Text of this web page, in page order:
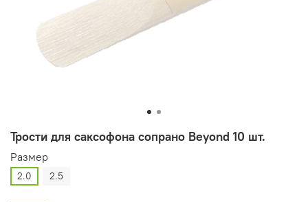
Трости для саксофона сопрано Beyond 10 шт.
Размер
2.0 2.5